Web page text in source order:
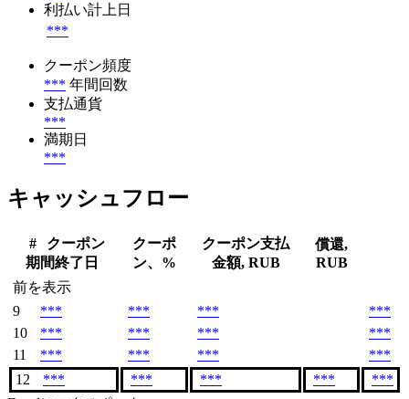
利払い計上日
***
クーポン頻度
*** 年間回数
支払通貨
***
満期日
***
キャッシュフロー
#
クーポン
期間終了日
クーポ
ン、%
クーポン支払
金額, RUB
償還,
RUB
前を表示
9
*** *** ***
***
10
*** *** ***
***
11
*** *** ***
***
12
*** *** *** ***
***